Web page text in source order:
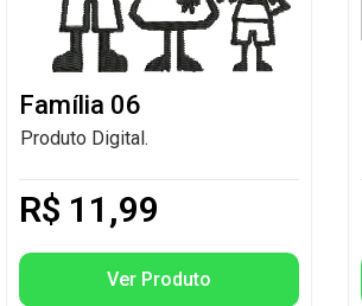
Família 06
Produto Digital.
R$ 11,99
Ver Produto